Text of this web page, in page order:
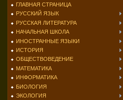
ГЛАВНАЯ СТРАНИЦА
РУССКИЙ ЯЗЫК
РУССКАЯ ЛИТЕРАТУРА
НАЧАЛЬНАЯ ШКОЛА
ИНОСТРАННЫЕ ЯЗЫКИ
ИСТОРИЯ
ОБЩЕСТВОВЕДЕНИЕ
МАТЕМАТИКА
ИНФОРМАТИКА
БИОЛОГИЯ
ЭКОЛОГИЯ